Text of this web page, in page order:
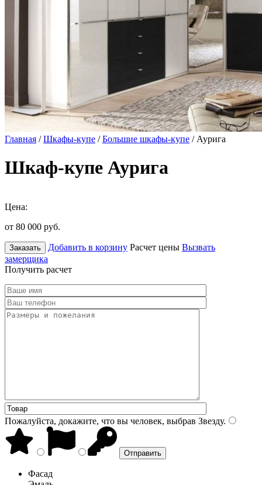
Главная /Шкафы-купе /Большие шкафы-купе / Аурига
Шкаф-купе Аурига
Цена:
от 80 000 руб.
Заказать Добавить в корзину Расчет цены Вызвать
замерщика
Получить расчет
Пожалуйста, докажите, что вы человек, выбрав Звезду.
Фасад